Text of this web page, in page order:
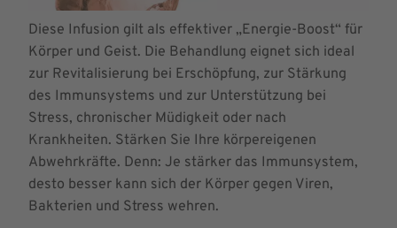
Diese Infusion gilt als effektiver „Energie-Boost“ für
Körper und Geist. Die Behandlung eignet sich ideal
zur Revitalisierung bei Erschöpfung, zur Stärkung
des Immunsystems und zur Unterstützung bei
Stress, chronischer Müdigkeit oder nach
Krankheiten. Stärken Sie Ihre körpereigenen
Abwehrkräfte. Denn: Je stärker das Immunsystem,
desto besser kann sich der Körper gegen Viren,
Bakterien und Stress wehren.